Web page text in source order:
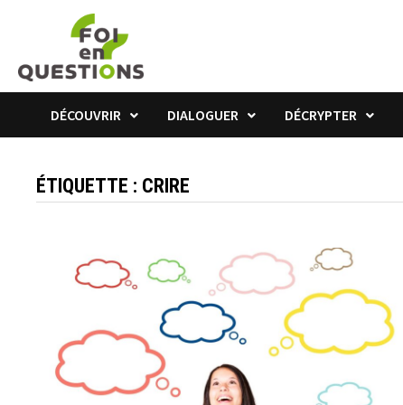
contenu
DÉCOUVRIR DIALOGUER DÉCRYPTER
ÉTIQUETTE : CRIRE